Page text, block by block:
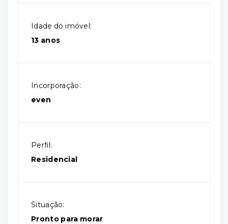
Idade do imóvel:
13 anos
Incorporação:
even
Perfil:
Residencial
Situação:
Pronto para morar